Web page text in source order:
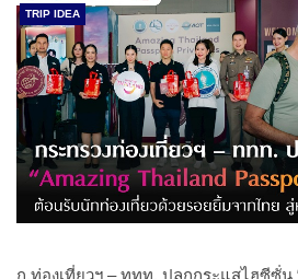
TRIP IDEA
ก.ท่องเที่ยวฯ – ททท. ปลุกกระแสไฮซีซั่น